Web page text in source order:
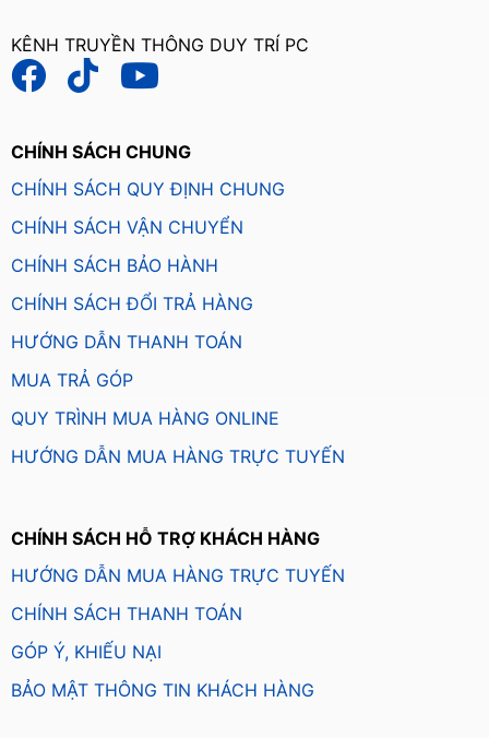
KÊNH TRUYỀN THÔNG DUY TRÍ PC
CHÍNH SÁCH CHUNG
CHÍNH SÁCH QUY ĐỊNH CHUNG
CHÍNH SÁCH VẬN CHUYỂN
CHÍNH SÁCH BẢO HÀNH
CHÍNH SÁCH ĐỔI TRẢ HÀNG
HƯỚNG DẪN THANH TOÁN
MUA TRẢ GÓP
QUY TRÌNH MUA HÀNG ONLINE
HƯỚNG DẪN MUA HÀNG TRỰC TUYẾN
CHÍNH SÁCH HỖ TRỢ KHÁCH HÀNG
HƯỚNG DẪN MUA HÀNG TRỰC TUYẾN
CHÍNH SÁCH THANH TOÁN
GÓP Ý, KHIẾU NẠI
BẢO MẬT THÔNG TIN KHÁCH HÀNG